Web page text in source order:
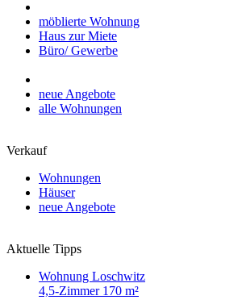
möblierte Wohnung
Haus zur Miete
Büro/ Gewerbe
neue Angebote
alle Wohnungen
Verkauf
Wohnungen
Häuser
neue Angebote
Aktuelle Tipps
Wohnung Loschwitz
4,5-Zimmer 170 m²